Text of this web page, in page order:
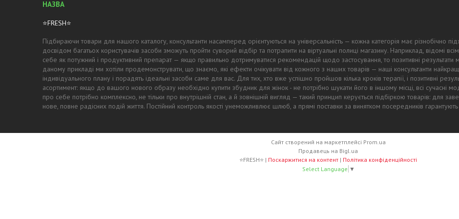
⭐FRESH⭐
Підбираючи товари для нашого каталогу, консультанти насамперед орієнтуються на універсальність — кожна категорія має різнобічно
досвідом багатьох користувачів засоби зможуть пройти суворий відбір та потрапити на віртуальні полиці магазину. Наприклад, відомі
себе як потужний і продуктивний препарат — якщо правильно дотримуватися рекомендацій щодо застосування, то позитивні
даному прикладі ми хотіли продемонструвати, що знаємо, які ефекти очікувати від кожного з наших товарів — наші консультанти
індивідуального плану і порадять ідеальні засоби саме для вас. Для тих, хто вже успішно пройшов кілька кроків терапії, і позитивні
асортимент: якщо до вашого нового образу необхідно купити збудник для жінок - не потрібно шукати його в іншому місці, всі сучасні
про себе потрібно комплексно, не тільки про внутрішній стан, а й зовнішній вигляд — такий принцип керується підбіркою товарів: для
нове, повне радісних подій життя. Постійний контроль якості унеможливлює шлюб, а прямі поставки за винятком посередників
Сайт створений на маркетплейсі Prom.ua
Продавець на Bigl.ua
⭐FRESH⭐ | Поскаржитися на контент | Політика конфіденційності
Select Language ▼